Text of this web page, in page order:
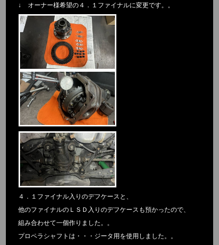
↓ オーナー様希望の４．１ファイナルに変更です。。
４．１ファイナル入りのデフケースと、
他のファイナルのＬＳＤ入りのデフケースも預かったので、
組み合わせて一個作りました。。
プロペラシャフトは・・・ジータ用を使用しました。。